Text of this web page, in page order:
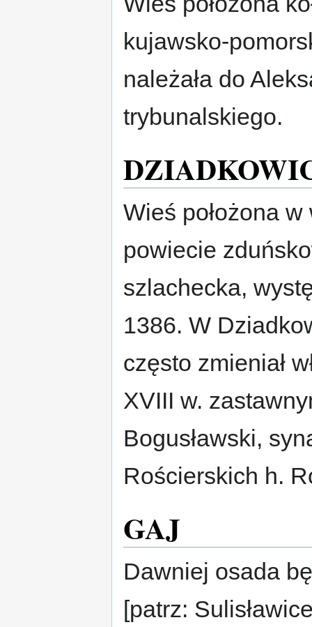
kujawsko-
należała do
trybunalskiego.
Wieś położona
powiecie
szlachecka,
1386. W
często zmieniał
XVIII w.
Bogusławski,
Rościerskich h.
GAJ
Dawniej osada
[patrz: